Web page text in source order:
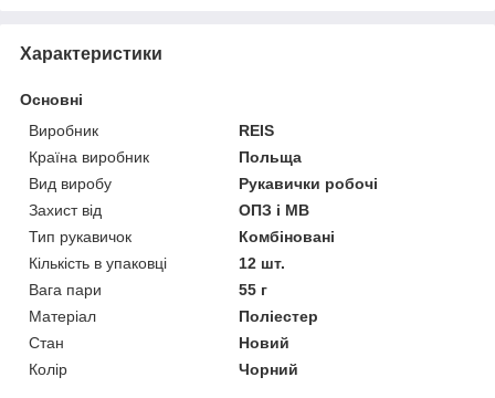
Характеристики
Основні
Виробник
REIS
Країна виробник
Польща
Вид виробу
Рукавички робочі
Захист від
ОПЗ і МВ
Тип рукавичок
Комбіновані
Кількість в упаковці
12 шт.
Вага пари
55 г
Матеріал
Поліестер
Стан
Новий
Колір
Чорний